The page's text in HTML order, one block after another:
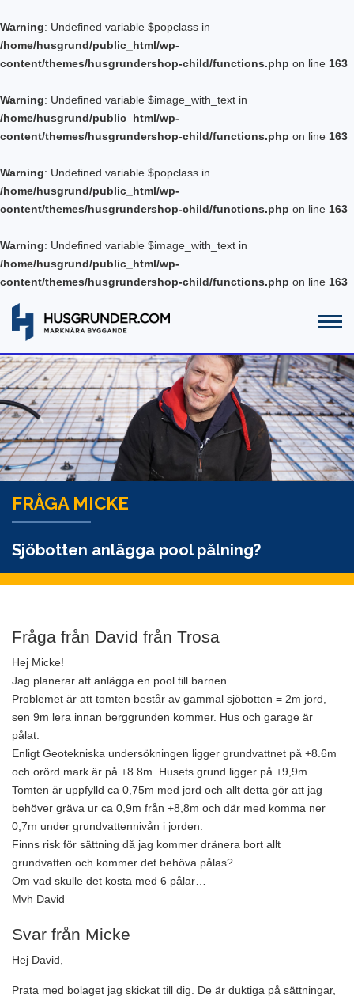
Warning: Undefined variable $popclass in
/home/husgrund/public_html/wp-
content/themes/husgrundershop-child/functions.php on line 163
Warning: Undefined variable $image_with_text in
/home/husgrund/public_html/wp-
content/themes/husgrundershop-child/functions.php on line 163
Warning: Undefined variable $popclass in
/home/husgrund/public_html/wp-
content/themes/husgrundershop-child/functions.php on line 163
Warning: Undefined variable $image_with_text in
/home/husgrund/public_html/wp-
content/themes/husgrundershop-child/functions.php on line 163
FRÅGA MICKE
Sjöbotten anlägga pool pålning?
Fråga från David från Trosa
Hej Micke!
Jag planerar att anlägga en pool till barnen.
Problemet är att tomten består av gammal sjöbotten = 2m jord,
sen 9m lera innan berggrunden kommer. Hus och garage är
pålat.
Enligt Geotekniska undersökningen ligger grundvattnet på +8.6m
och orörd mark är på +8.8m. Husets grund ligger på +9,9m.
Tomten är uppfylld ca 0,75m med jord och allt detta gör att jag
behöver gräva ur ca 0,9m från +8,8m och där med komma ner
0,7m under grundvattennivån i jorden.
Finns risk för sättning då jag kommer dränera bort allt
grundvatten och kommer det behöva pålas?
Om vad skulle det kosta med 6 pålar…
Mvh David
Svar från Micke
Hej David,
Prata med bolaget jag skickat till dig. De är duktiga på sättningar,